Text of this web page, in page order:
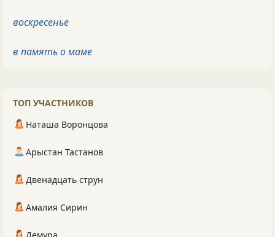
воскресенье
в память о маме
ТОП УЧАСТНИКОВ
Наташа Воронцова
Арыстан Тастанов
Двенадцать струн
Амалия Сирин